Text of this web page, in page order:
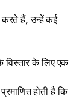
करते हैं, उन्हें कई
विस्तार के लिए एक
होती है कि